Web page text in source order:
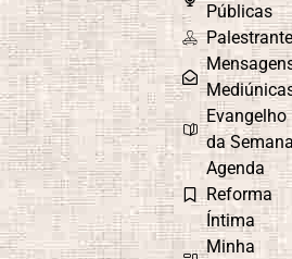
Públicas
Evangelho
da Semana
Agenda
Reforma
Íntima
Minha